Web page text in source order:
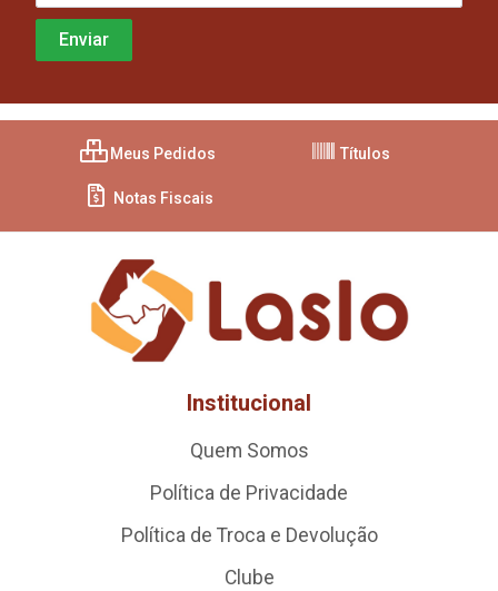
Meus Pedidos Títulos
Notas Fiscais
Institucional
Quem Somos
Política de Privacidade
Política de Troca e Devolução
Clube